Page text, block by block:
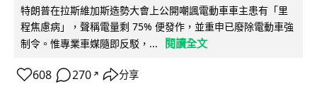
特朗普在拉斯維加斯造勢大會上公開嘲諷電動車車主患有「里
程焦慮病」，聲稱電量剩 75% 便發作，並重申已廢除電動車強
制令。惟專業車媒隨即反駁，...
閱讀全文
608 270 ↗ 分享